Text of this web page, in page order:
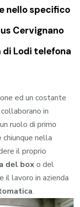
nello specifico
Cervignano
Lodi telefona
ed un costante
in
ruolo di primo
chiunque nella
il proprio
del boxo del
il lavoro in azienda
.